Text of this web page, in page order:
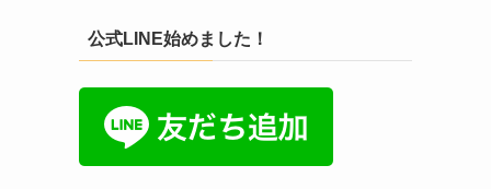
公式LINE始めました！